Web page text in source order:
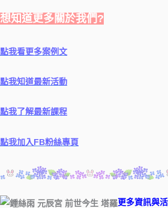
想知道更多關於我們?
點我看更多案例文
點我知道最新活動
點我了解最新課程
點我加入FB粉絲專頁
更多資訊與